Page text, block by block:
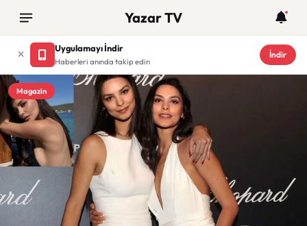
Yazar TV
Uygulamayı İndir
Haberleri anında takip edin
İndir
Magazin